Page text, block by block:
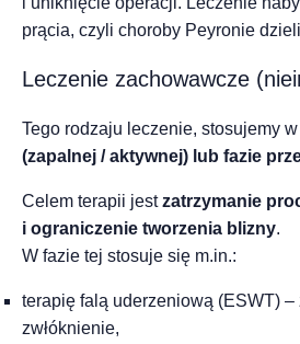
prącia, czyli choroby Peyronie
Leczenie zachowawcze
Tego rodzaju leczenie, stosujemy
(zapalnej / aktywnej) lub fazie
Celem terapii jestzatrzymanie
i ograniczenie tworzenia blizny.
W fazie tej stosuje się m.in.:
terapię falą uderzeniową (ESWT) –
zwłóknienie,